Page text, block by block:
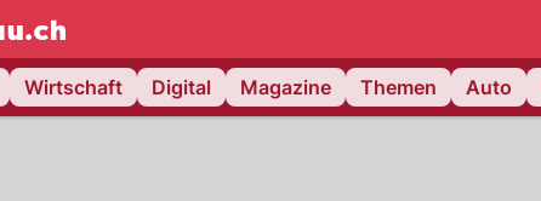
NAU.ch
Wirtschaft Digital Magazine Themen Auto